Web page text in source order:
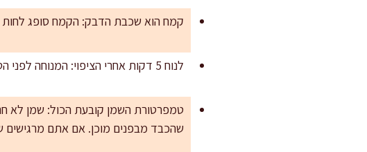
קמח הוא שכבת הדבק: הקמח סופג לחות
לנוח 5 דקות אחרי הציפוי: המנוחה לפני הטיגון מאפשרת לביצה להיספג בפירורים ולהתגבש, וכך הציפוי נשאר שלם.
טמפרטורת השמן קובעת הכול: שמן לא
שהכבד מבפנים מוכן. אם אתם מרגישים